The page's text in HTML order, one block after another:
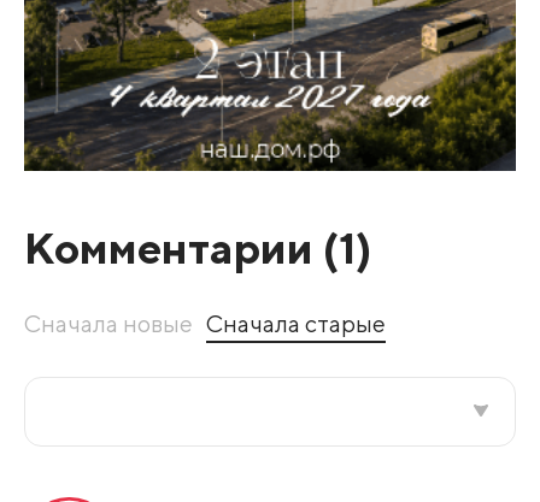
Комментарии (1)
Сначала новые Сначала старые